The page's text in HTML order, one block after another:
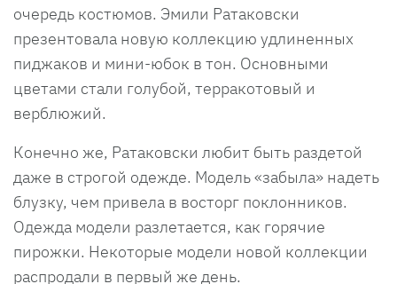
очередь костюмов. Эмили Ратаковски
презентовала новую коллекцию удлиненных
пиджаков и мини-юбок в тон. Основными
цветами стали голубой, терракотовый и
верблюжий.
Конечно же, Ратаковски любит быть раздетой
даже в строгой одежде. Модель «забыла» надеть
блузку, чем привела в восторг поклонников.
Одежда модели разлетается, как горячие
пирожки. Некоторые модели новой коллекции
распродали в первый же день.